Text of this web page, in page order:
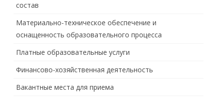
состав
Материально-техническое обеспечение и
оснащенность образовательного процесса
Платные образовательные услуги
Финансово-хозяйственная деятельность
Вакантные места для приема